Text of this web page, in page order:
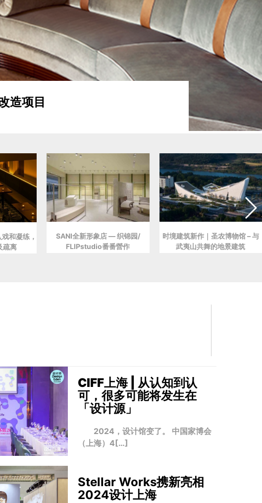
和凝练，
疏离
SANI全新形象店 — 织锦园/
FLIPstudio番番營作
时境建筑新作｜圣农博物馆 – 与
武夷山共舞的地景建筑
CIFF上海 | 从认知到认
可，很多可能将发生在
「设计源」
2024，设计馆变了。 中国家博会
（上海）4[…]
Stellar Works携新亮相
2024设计上海